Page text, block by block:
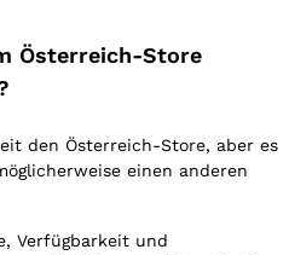
Arianna
Frati
in unserem Datenschutz-Bestimmungen
Österreich-Store
den Österreich-Store, aber es
einen anderen
Verfügbarkeit und